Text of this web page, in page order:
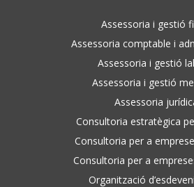
Assessoria i gestió
Assessoria comptable i
Assessoria i gestió
Assessoria i gestió
Assessoria
Consultoria estratègica
Consultoria per a
Consultoria per a
Organització